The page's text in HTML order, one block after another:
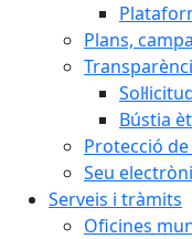
Plans,
Bústia
Protecció
Seu
Serveis i tràmits
Oficines